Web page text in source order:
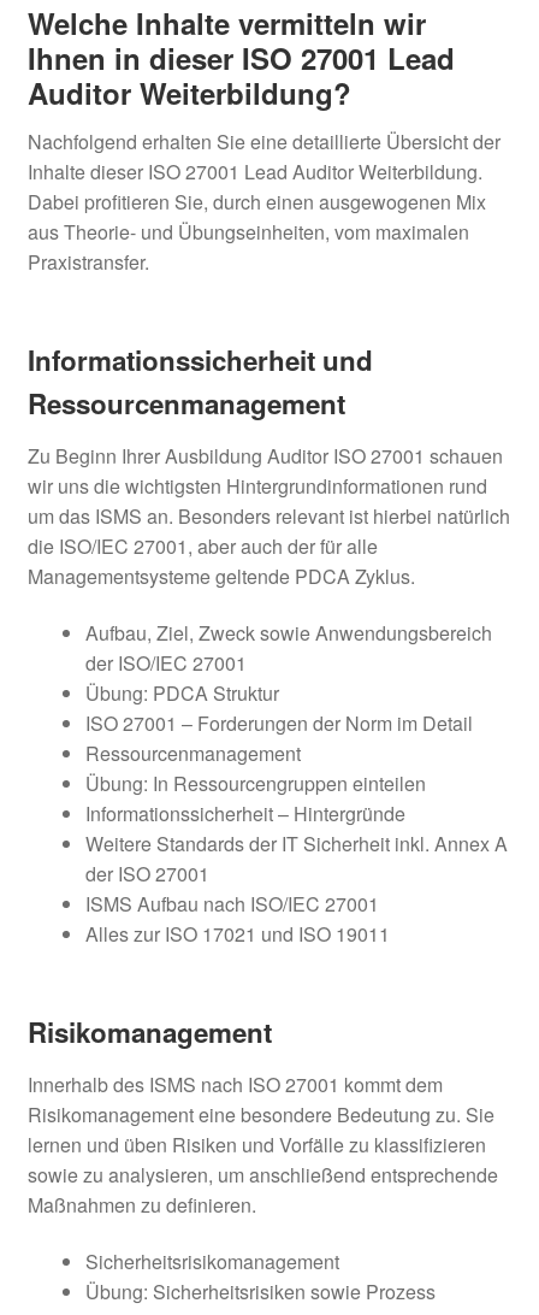
Welche Inhalte vermitteln wir
Ihnen in dieser ISO 27001 Lead
Auditor Weiterbildung?
Nachfolgend erhalten Sie eine detaillierte Übersicht der
Inhalte dieser ISO 27001 Lead Auditor Weiterbildung.
Dabei profitieren Sie, durch einen ausgewogenen Mix
aus Theorie- und Übungseinheiten, vom maximalen
Praxistransfer.
Informationssicherheit und
Ressourcenmanagement
Zu Beginn Ihrer Ausbildung Auditor ISO 27001 schauen
wir uns die wichtigsten Hintergrundinformationen rund
um das ISMS an. Besonders relevant ist hierbei natürlich
die ISO/IEC 27001, aber auch der für alle
Managementsysteme geltende PDCA Zyklus.
Aufbau, Ziel, Zweck sowie Anwendungsbereich
der ISO/IEC 27001
Übung: PDCA Struktur
ISO 27001 – Forderungen der Norm im Detail
Ressourcenmanagement
Übung: In Ressourcengruppen einteilen
Informationssicherheit – Hintergründe
Weitere Standards der IT Sicherheit inkl. Annex A
der ISO 27001
ISMS Aufbau nach ISO/IEC 27001
Alles zur ISO 17021 und ISO 19011
Risikomanagement
Innerhalb des ISMS nach ISO 27001 kommt dem
Risikomanagement eine besondere Bedeutung zu. Sie
lernen und üben Risiken und Vorfälle zu klassifizieren
sowie zu analysieren, um anschließend entsprechende
Maßnahmen zu definieren.
Sicherheitsrisikomanagement
Übung: Sicherheitsrisiken sowie Prozess